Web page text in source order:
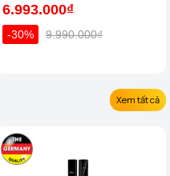
6.993.000₫
-30% 9.990.000₫
Xem tất cả